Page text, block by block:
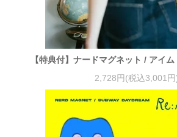
【特典付】ナードマグネット / アイ
2,728円(税込3,001円